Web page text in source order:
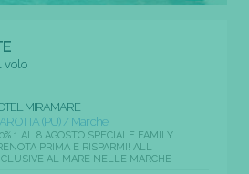
volo
MIRAMARE
(PU) / Marche
1 AL 8 AGOSTO SPECIALE FAMILY
PRIMA E RISPARMI! ALL
AL MARE NELLE MARCHE